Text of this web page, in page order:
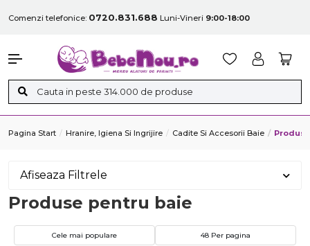
Comenzi telefonice: 0720.831.688 Luni-Vineri 9:00-18:00
Pagina Start Hranire, Igiena Si Ingrijire Cadite Si Accesorii Baie
Afiseaza Filtrele
Produse pentru baie
Cele mai populare 48 Per pagina